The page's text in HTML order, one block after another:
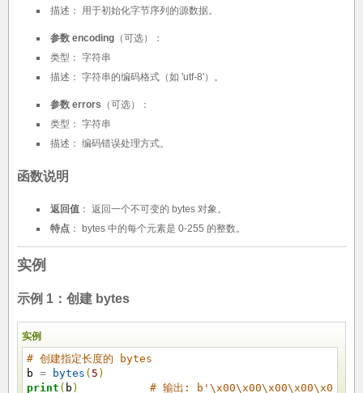
描述： 用于初始化字节序列的源数据。
参数 encoding （可选）：
类型： 字符串
描述： 字符串的编码格式（如 'utf-8'）。
参数 errors （可选）：
类型： 字符串
描述： 编码错误处理方式。
函数说明
返回值 ： 返回一个不可变的 bytes 对象。
特点 ： bytes 中的每个元素是 0-255 的整数。
实例
示例 1：创建 bytes
实例
# 创建指定长度的 bytes
b = bytes ( 5 )
print ( b )
# 输出: b'\x00\x00\x00\x00\x0